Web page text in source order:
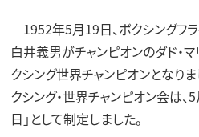
1952年5月19日、ボクシングフラ
白井義男がチャンピオンのダド・
クシング世界チャンピオンとなり
クシング・世界チャンピオン会は
日」として制定しました。